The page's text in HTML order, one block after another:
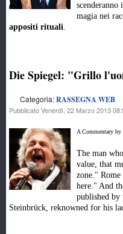
scenderanno
magia nei
appositi rituali.
Die Spiegel: "Grillo
Categoria:RASSEGNA WEB
Pubblicato Venerdì, 22 Marzo 2013
A Commentary by
The man
value, that
zone."
here." And
published by
Steinbrück, reknowned for his